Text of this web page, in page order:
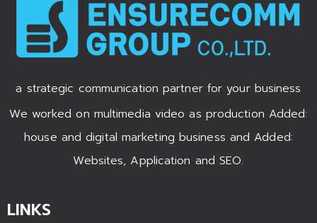
a strategic communication partner for your business
We worked on multimedia video as production Added:
house and digital marketing business and Added:
Websites, Application and SEO.
LINKS